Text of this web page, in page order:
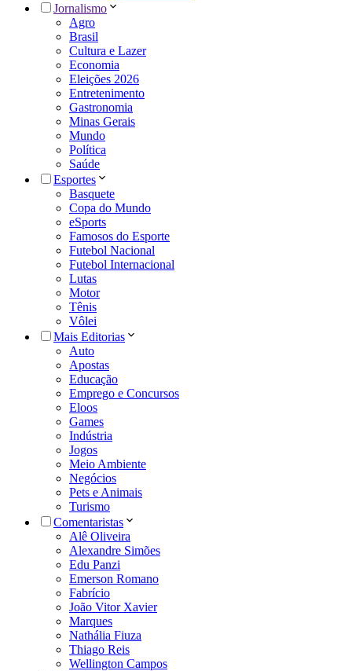
Jornalismo
Agro
Brasil
Cultura e Lazer
Economia
Eleições 2026
Entretenimento
Gastronomia
Minas Gerais
Mundo
Política
Saúde
Esportes
Basquete
Copa do Mundo
eSports
Famosos do Esporte
Futebol Nacional
Futebol Internacional
Lutas
Motor
Tênis
Vôlei
Mais Editorias
Auto
Apostas
Educação
Emprego e Concursos
Eloos
Games
Indústria
Jogos
Meio Ambiente
Negócios
Pets e Animais
Turismo
Comentaristas
Alê Oliveira
Alexandre Simões
Edu Panzi
Emerson Romano
Fabrício
João Vitor Xavier
Marques
Nathália Fiuza
Thiago Reis
Wellington Campos